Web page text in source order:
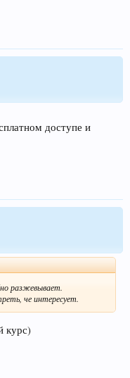
доступе и
разжевывает.
че интересует.
курс)